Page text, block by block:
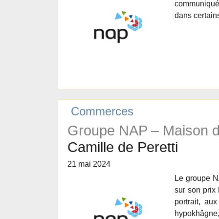
dans
Commerces
Groupe NAP – Maison
Camille de Peretti
21 mai 2024
Le groupe
sur son prix
portrait,